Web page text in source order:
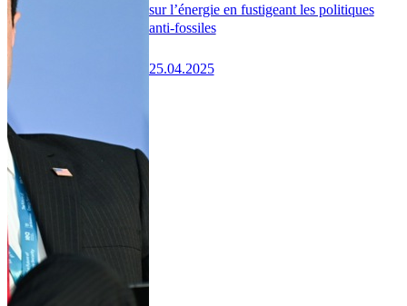
sur l’énergie en fustigeant les politiques
anti-fossiles
25.04.2025